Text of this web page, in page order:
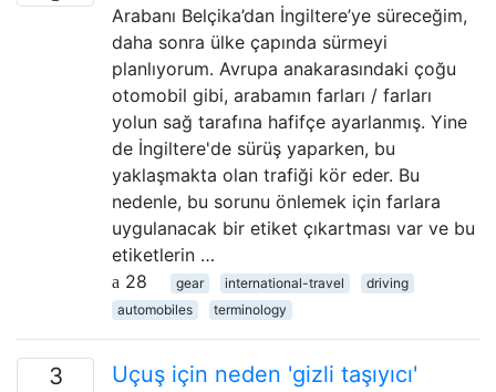
Arabanı Belçika’dan İngiltere’ye süreceğim,
daha sonra ülke çapında sürmeyi
planlıyorum. Avrupa anakarasındaki çoğu
otomobil gibi, arabamın farları / farları
yolun sağ tarafına hafifçe ayarlanmış. Yine
de İngiltere'de sürüş yaparken, bu
yaklaşmakta olan trafiği kör eder. Bu
nedenle, bu sorunu önlemek için farlara
uygulanacak bir etiket çıkartması var ve bu
etiketlerin …
28
gear international-travel
driving
automobiles
terminology
3
Uçuş için neden 'gizli taşıyıcı'